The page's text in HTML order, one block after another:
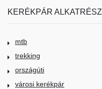
KERÉKPÁR ALKATRÉSZ
mtb
trekking
országúti
városi kerékpár